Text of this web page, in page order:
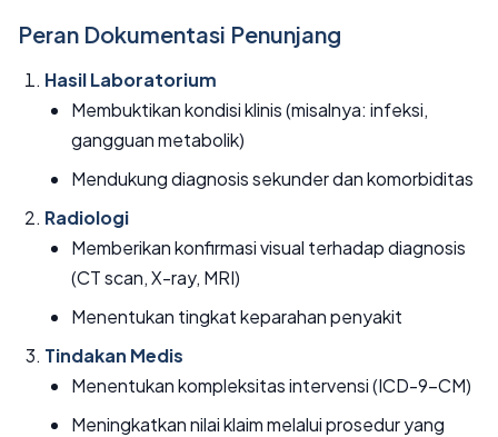
Peran Dokumentasi Penunjang
Hasil Laboratorium
Membuktikan kondisi klinis (misalnya: infeksi,
gangguan metabolik)
Mendukung diagnosis sekunder dan komorbiditas
Radiologi
Memberikan konfirmasi visual terhadap diagnosis
(CT scan, X-ray, MRI)
Menentukan tingkat keparahan penyakit
Tindakan Medis
Menentukan kompleksitas intervensi (ICD-9-CM)
Meningkatkan nilai klaim melalui prosedur yang